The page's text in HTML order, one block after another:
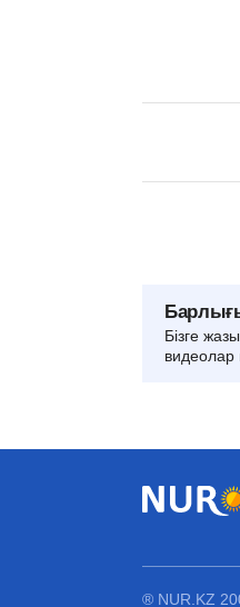
Бізге
видеолар
® NUR.KZ